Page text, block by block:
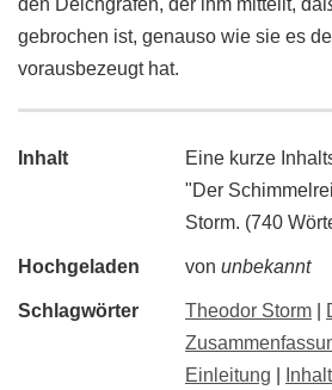
den Deichgrafen, der ihm mitteilt,
gebrochen ist, genauso wie sie es
vorausbezeugt hat.
Inhalt
Eine kurze
"Der
Storm. (740
Hochgeladen von unbekannt
Schlagwörter Theodor Storm
Einleitung